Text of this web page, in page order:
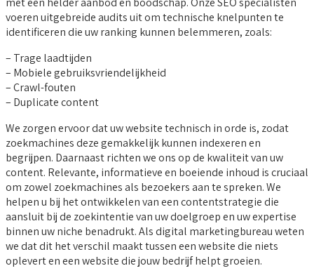
voeren uitgebreide audits uit om technische knelpunten te
identificeren die uw ranking kunnen belemmeren, zoals:
– Trage laadtijden
– Mobiele gebruiksvriendelijkheid
– Crawl-fouten
– Duplicate content
We zorgen ervoor dat uw website technisch in orde is, zodat
zoekmachines deze gemakkelijk kunnen indexeren en
begrijpen. Daarnaast richten we ons op de kwaliteit van uw
content. Relevante, informatieve en boeiende inhoud is cruciaal
om zowel zoekmachines als bezoekers aan te spreken. We
helpen u bij het ontwikkelen van een contentstrategie die
aansluit bij de zoekintentie van uw doelgroep en uw expertise
binnen uw niche benadrukt. Als digital marketingbureau weten
we dat dit het verschil maakt tussen een website die niets
oplevert en een website die jouw bedrijf helpt groeien.